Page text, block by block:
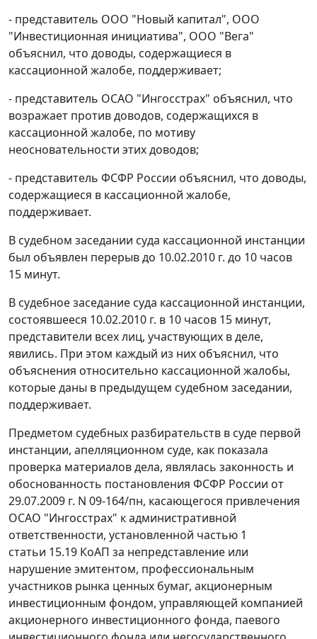
- представитель ООО "Новый капитал", ООО
"Инвестиционная инициатива", ООО "Вега"
объяснил, что доводы, содержащиеся в
кассационной жалобе, поддерживает;
- представитель ОСАО "Ингосстрах" объяснил, что
возражает против доводов, содержащихся в
кассационной жалобе, по мотиву
неосновательности этих доводов;
- представитель ФСФР России объяснил, что доводы,
содержащиеся в кассационной жалобе,
поддерживает.
В судебном заседании суда кассационной инстанции
был объявлен перерыв до 10.02.2010 г. до 10 часов
15 минут.
В судебное заседание суда кассационной инстанции,
состоявшееся 10.02.2010 г. в 10 часов 15 минут,
представители всех лиц, участвующих в деле,
явились. При этом каждый из них объяснил, что
объяснения относительно кассационной жалобы,
которые даны в предыдущем судебном заседании,
поддерживает.
Предметом судебных разбирательств в суде первой
инстанции, апелляционном суде, как показала
проверка материалов дела, являлась законность и
обоснованность постановления ФСФР России от
29.07.2009 г. N 09-164/пн, касающегося привлечения
ОСАО "Ингосстрах" к административной
ответственности, установленной частью 1
статьи 15.19 КоАП за непредставление или
нарушение эмитентом, профессиональным
участников рынка ценных бумаг, акционерным
инвестиционным фондом, управляющей компанией
акционерного инвестиционного фонда, паевого